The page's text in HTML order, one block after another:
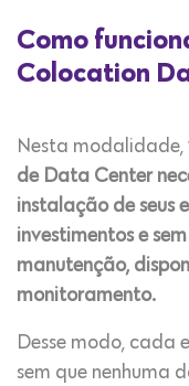
Como
Colocation
Nesta modalidade,
de Data Center
instalação de seus
investimentos e
manutenção,
monitoramento.
Desse modo, cada
sem que nenhuma